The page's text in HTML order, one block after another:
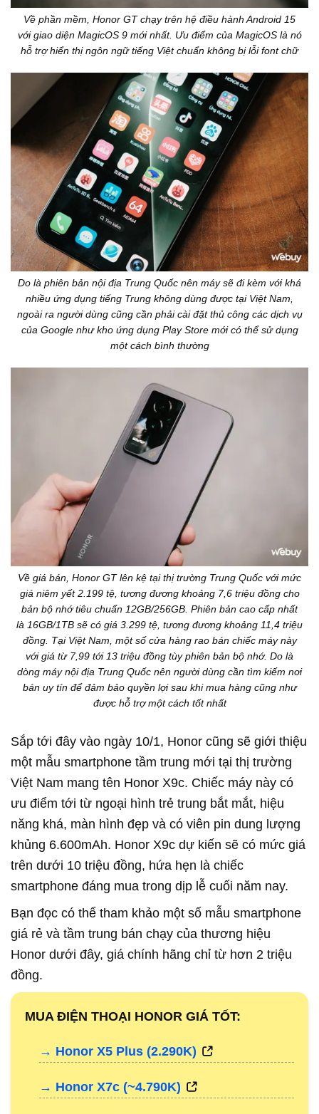
Về phần mềm, Honor GT chạy trên hệ điều hành Android 15
với giao diện MagicOS 9 mới nhất. Ưu điểm của MagicOS là nó
hỗ trợ hiển thị ngôn ngữ tiếng Việt chuẩn không bị lỗi font chữ
Do là phiên bản nội địa Trung Quốc nên máy sẽ đi kèm với khá
nhiều ứng dụng tiếng Trung không dùng được tại Việt Nam,
ngoài ra người dùng cũng cần phải cài đặt thủ công các dịch vụ
của Google như kho ứng dụng Play Store mới có thể sử dụng
một cách bình thường
Về giá bán, Honor GT lên kệ tại thị trường Trung Quốc với mức
giá niêm yết 2.199 tệ, tương đương khoảng 7,6 triệu đồng cho
bản bộ nhớ tiêu chuẩn 12GB/256GB. Phiên bản cao cấp nhất
là 16GB/1TB sẽ có giá 3.299 tệ, tương đương khoảng 11,4 triệu
đồng. Tại Việt Nam, một số cửa hàng rao bán chiếc máy này
với giá từ 7,99 tới 13 triệu đồng tùy phiên bản bộ nhớ. Do là
dòng máy nội địa Trung Quốc nên người dùng cần tìm kiếm nơi
bán uy tín để đảm bảo quyền lợi sau khi mua hàng cũng như
được hỗ trợ một cách tốt nhất
Sắp tới đây vào ngày 10/1, Honor cũng sẽ giới thiệu
một mẫu smartphone tầm trung mới tại thị trường
Việt Nam mang tên Honor X9c. Chiếc máy này có
ưu điểm tới từ ngoại hình trẻ trung bắt mắt, hiệu
năng khá, màn hình đẹp và có viên pin dung lượng
khủng 6.600mAh. Honor X9c dự kiến sẽ có mức giá
trên dưới 10 triệu đồng, hứa hẹn là chiếc
smartphone đáng mua trong dịp lễ cuối năm nay.
Bạn đọc có thể tham khảo một số mẫu smartphone
giá rẻ và tầm trung bán chạy của thương hiệu
Honor dưới đây, giá chính hãng chỉ từ hơn 2 triệu
đồng.
MUA ĐIỆN THOẠI HONOR GIÁ TỐT:
→ Honor X5 Plus (2.290K)
→ Honor X7c (~4.790K)